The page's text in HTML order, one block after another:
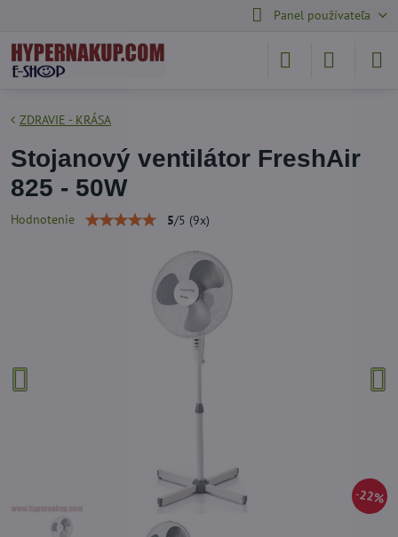
Panel používateľa
22%
ZDRAVIE - KRÁSA
Stojanový ventilátor FreshAir
825 - 50W
Hodnotenie 5/5 (9x)